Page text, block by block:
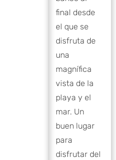
final desde
el que se
disfruta de
una
magnífica
vista de la
playa y el
mar. Un
buen lugar
para
disfrutar del